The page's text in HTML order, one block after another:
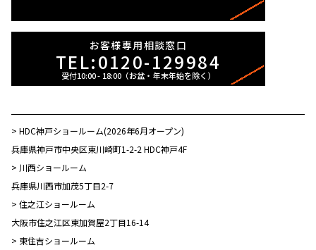
お客様専用相談窓口
TEL:0120-129984
> HDC神戸ショールーム(2026年6月オープン)
兵庫県神戸市中央区東川崎町1-2-2 HDC神戸4F
> 川西ショールーム
兵庫県川西市加茂5丁目2-7
> 住之江ショールーム
大阪市住之江区東加賀屋2丁目16-14
> 東住吉ショールーム